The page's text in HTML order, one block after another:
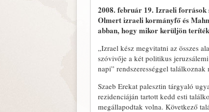
2008. február 19. Izraeli források
Olmert izraeli kormányfő és
abban, hogy mikor kerüljön
„Izrael kész megvitatni az összes
szóvivője a két politikus
napi” rendszerességgel találkoznak
Szaeb Erekat palesztin tárgyaló
rezidenciáján tartott kedd esti
megállapodtak volna. Következő